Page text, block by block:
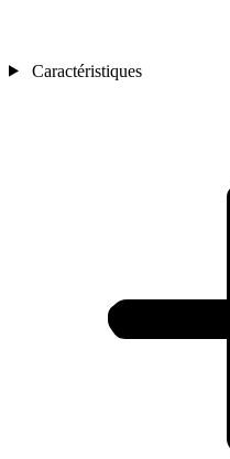
Caractéristiques